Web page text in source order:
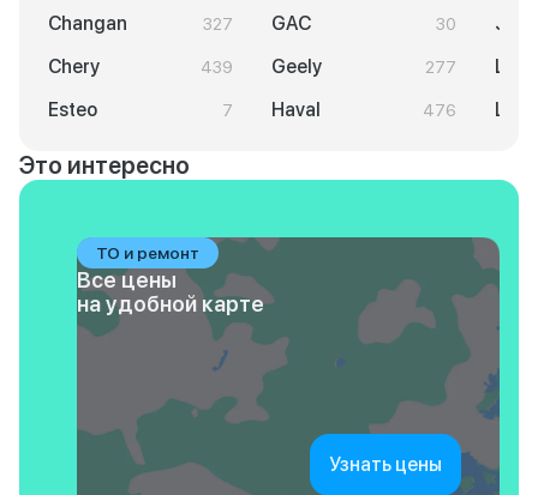
Changan 327
Chery 439
Esteo 7
GAC 30
Geely 277
Haval 476
Это интересно
ТО и ремонт
Все цены
на удобной карте
Узнать цены